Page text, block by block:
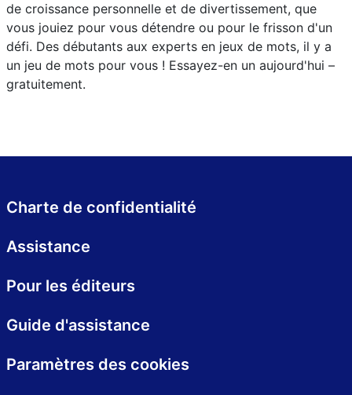
de croissance personnelle et de divertissement, que
vous jouiez pour vous détendre ou pour le frisson d'un
défi. Des débutants aux experts en jeux de mots, il y a
un jeu de mots pour vous ! Essayez-en un aujourd'hui –
gratuitement.
Charte de confidentialité
Assistance
Pour les éditeurs
Guide d'assistance
Paramètres des cookies